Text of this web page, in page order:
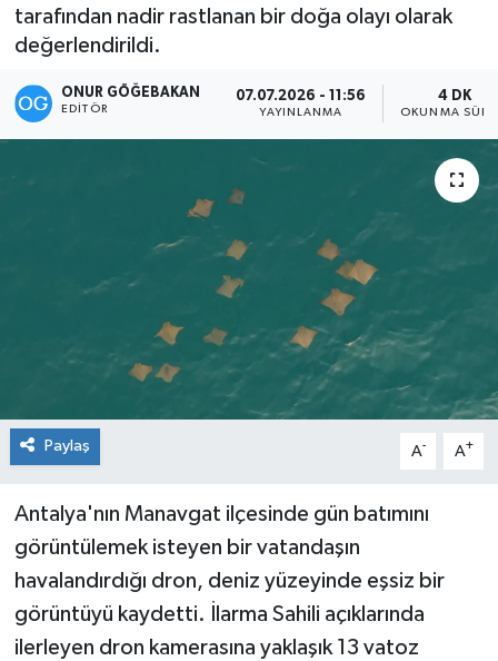
tarafından nadir rastlanan bir doğa olayı olarak
değerlendirildi.
ONUR GÖĞEBAKAN
EDITÖR
07.07.2026 - 11:56
YAYINLANMA
4 DK
OKUNMA
Paylaş A- A+
Antalya'nın Manavgat ilçesinde gün batımını
görüntülemek isteyen bir vatandaşın
havalandırdığı dron, deniz yüzeyinde eşsiz bir
görüntüyü kaydetti. İlarma Sahili açıklarında
ilerleyen dron kamerasına yaklaşık 13 vatoz
Özel haberler
Siyaset